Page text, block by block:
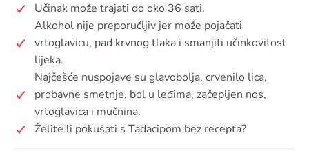
Učinak može trajati do oko 36 sati.
Alkohol nije preporučljiv jer može pojačati
vrtoglavicu, pad krvnog tlaka i smanjiti učinkovitost
lijeka.
Najčešće nuspojave su glavobolja, crvenilo lica,
probavne smetnje, bol u leđima, začepljen nos,
vrtoglavica i mučnina.
Želite li pokušati s Tadacipom bez recepta?